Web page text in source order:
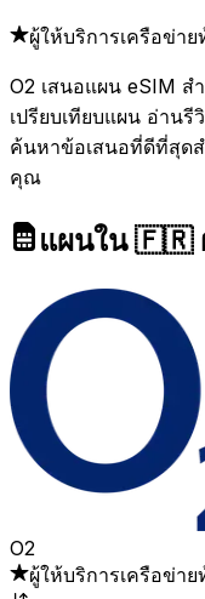
ผู้ให้บริการเครือข่า
O2 เสนอแผน eSIM ส
เปรียบเทียบแผน อ่าน
ค้นหาข้อเสนอที่ดีที่สุด
คุณ
แผนใน 🇫🇷
O2
ผู้ให้บริการเครือข่า